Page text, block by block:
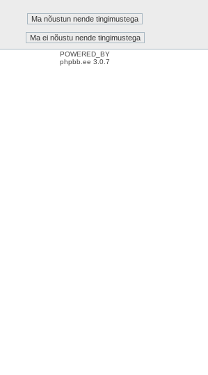
POWERED_BY
phpbb.ee 3.0.7